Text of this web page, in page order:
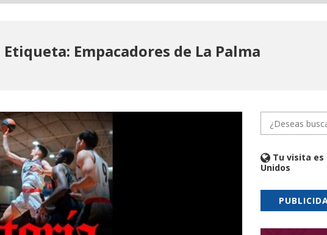
Etiqueta: Empacadores de La Palma
Tu visita es
Unidos